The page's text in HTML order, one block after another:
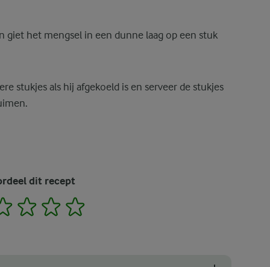
giet het mengsel in een dunne laag op een stuk
stukjes als hij afgekoeld is en serveer de stukjes
dit recept
2 3 4